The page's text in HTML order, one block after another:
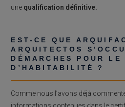
une qualification définitive.
EST-CE QUE
ARQUITECTOS
DÉMARCHES POUR
D’HABITABILITÉ ?
Comme nous l’avons déjà